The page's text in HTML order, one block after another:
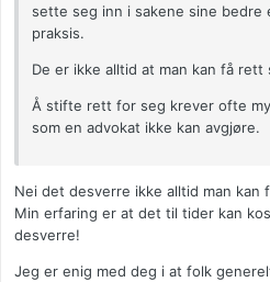
sette seg inn i sakene sine bedre
praksis.
De er ikke alltid at man kan få rett
Å stifte rett for seg krever ofte
som en advokat ikke kan avgjøre.
Nei det desverre ikke alltid man kan
Min erfaring er at det til tider kan
desverre!
Jeg er enig med deg i at folk